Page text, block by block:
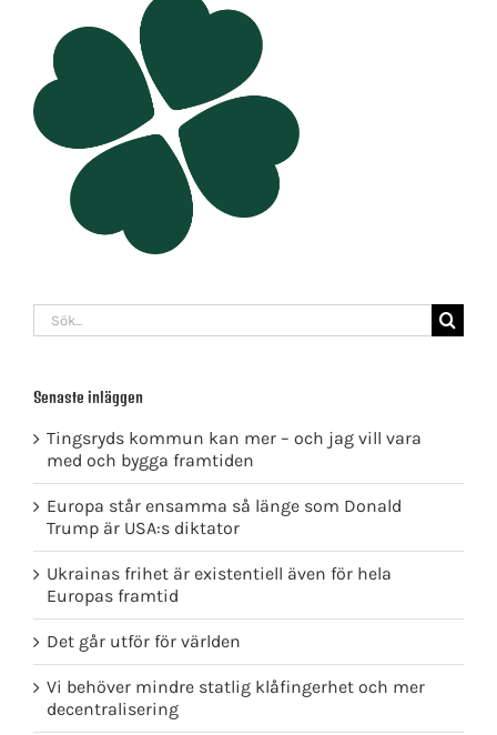
Sök
efter:
Senaste inläggen
Tingsryds kommun kan mer – och jag vill vara
med och bygga framtiden
Europa står ensamma så länge som Donald
Trump är USA:s diktator
Ukrainas frihet är existentiell även för hela
Europas framtid
Det går utför för världen
Vi behöver mindre statlig klåfingerhet och mer
decentralisering